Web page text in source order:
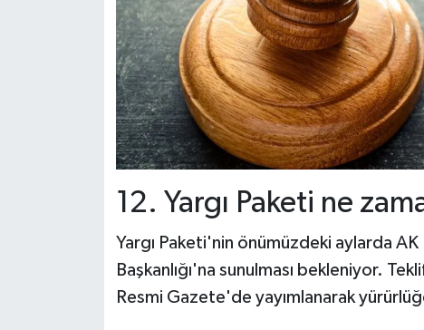
12. Yargı Paketi ne
Yargı Paketi'nin önümüzdeki aylarda AK
Başkanlığı'na sunulması bekleniyor.
Resmi Gazete'de yayımlanarak